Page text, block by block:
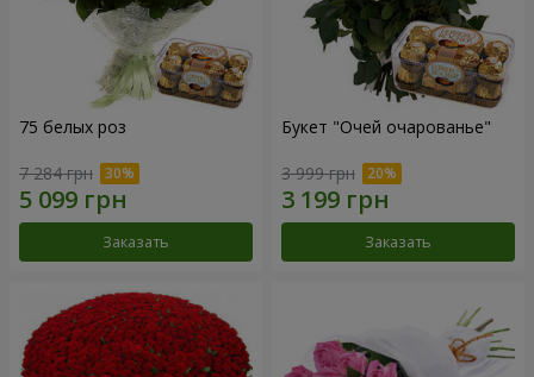
75 белых роз
7 284 грн
Заказать
Букет "Очей очарованье"
3 999 грн
Заказать